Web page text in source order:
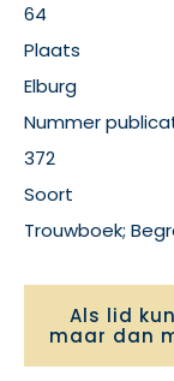
64
Plaats
Elburg
Nummer
372
Soort
Trouwboek;
Als lid
maar dan